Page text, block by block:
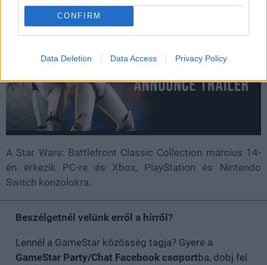
CONFIRM
Data Deletion Data Access Privacy Policy
A Star Wars: Battlefront Classic Collection március 14-
én érkezik PC-re és Xbox, PlayStation és Nintendo
Switch konzolokra.
Beszélgetnél velünk erről a hírről?
Lennél a GameStar közösség tagja? Gyere a
GameStar Party/Chat Facebook csoportba, dobj fel